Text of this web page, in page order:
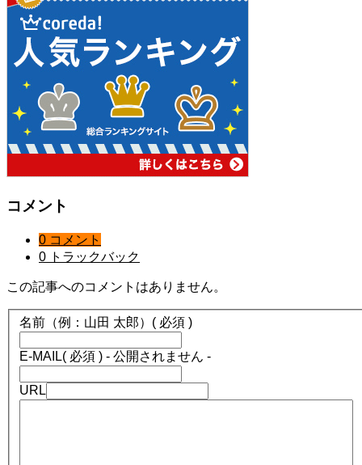
コメント
0 コメント
0 トラックバック
この記事へのコメントはありません。
名前（例：山田 太郎） ( 必須 )
E-MAIL( 必須 ) - 公開されません -
URL